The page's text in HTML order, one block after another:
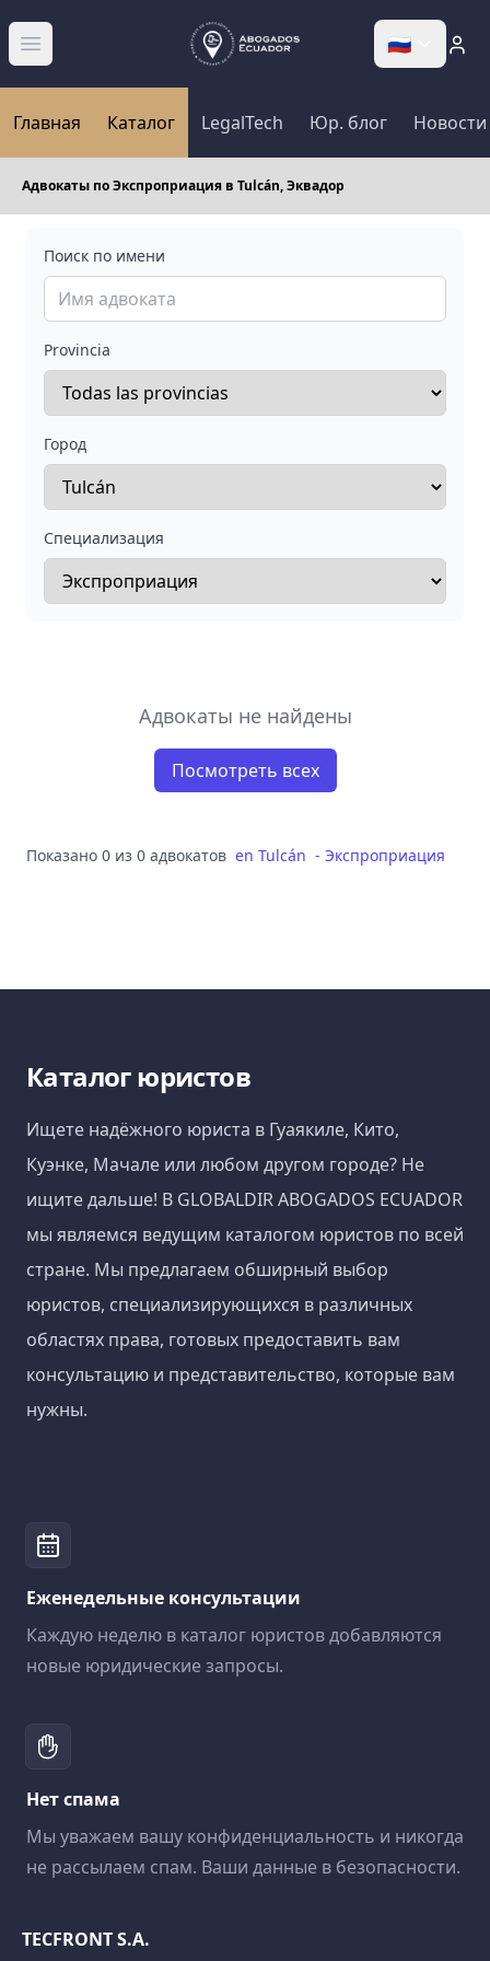
Abrir menú 🇷🇺
Главная Каталог LegalTech Юр. блог Новости
Адвокаты по Экспроприация в Tulcán, Эквадор
Поиск по имени
Provincia
Город
Специализация
Адвокаты не найдены
Посмотреть всех
Показано 0 из 0 адвокатов en Tulcán - Экспроприация
Каталог юристов
Ищете надёжного юриста в Гуаякиле, Кито,
Куэнке, Мачале или любом другом городе? Не
ищите дальше! В GLOBALDIR ABOGADOS ECUADOR
мы являемся ведущим каталогом юристов по всей
стране. Мы предлагаем обширный выбор
юристов, специализирующихся в различных
областях права, готовых предоставить вам
консультацию и представительство, которые вам
нужны.
Еженедельные консультации
Каждую неделю в каталог юристов добавляются
новые юридические запросы.
Нет спама
Мы уважаем вашу конфиденциальность и никогда
не рассылаем спам. Ваши данные в безопасности.
TECFRONT S.A.